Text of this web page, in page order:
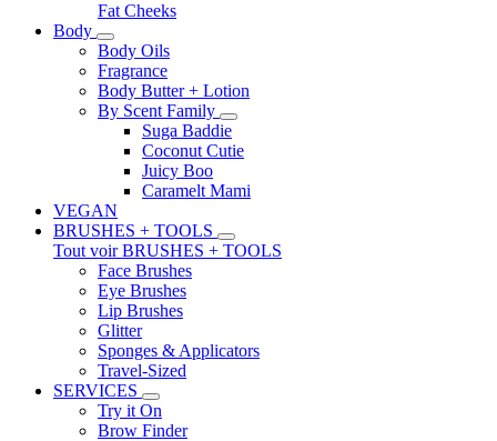
Fat Cheeks
Body
Body Oils
Fragrance
Body Butter + Lotion
By Scent Family
Suga Baddie
Coconut Cutie
Juicy Boo
Caramelt Mami
VEGAN
BRUSHES + TOOLS
Tout voir BRUSHES + TOOLS
Face Brushes
Eye Brushes
Lip Brushes
Glitter
Sponges & Applicators
Travel-Sized
SERVICES
Try it On
Brow Finder